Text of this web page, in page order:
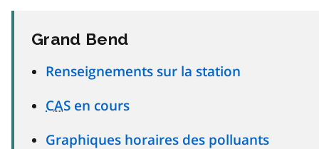
Grand Bend
Renseignements sur la station
CAS en cours
Graphiques horaires des polluants